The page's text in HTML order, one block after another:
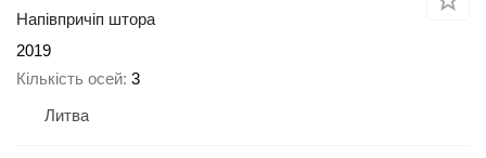
Напівпричіп штора
2019
Кількість осей 3
Литва